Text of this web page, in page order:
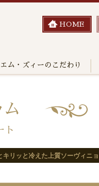
HOME
ム・ズィーのこだわり
ト
リッと冷えた上質ソーヴィニ